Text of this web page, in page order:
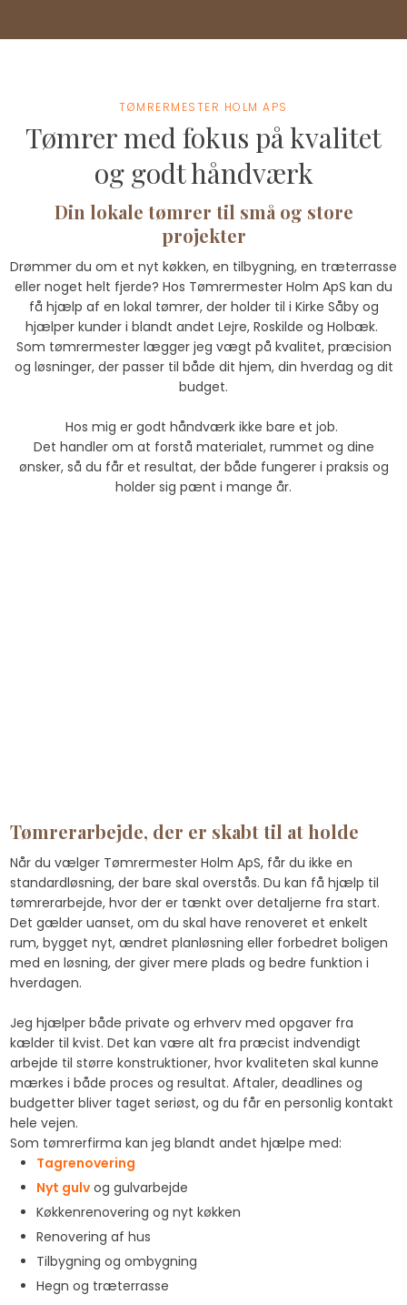
TØMRERMESTER HOLM APS
Tømrer med fokus på kvalitet
og godt håndværk
Din lokale tømrer til små og store
projekter
Drømmer du om et nyt køkken, en tilbygning, en træterrasse
eller noget helt fjerde? Hos Tømrermester Holm ApS kan du
få hjælp af en lokal tømrer, der holder til i Kirke Såby og
hjælper kunder i blandt andet Lejre, Roskilde og Holbæk.
Som tømrermester lægger jeg vægt på kvalitet, præcision
og løsninger, der passer til både dit hjem, din hverdag og dit
budget.
Hos mig er godt håndværk ikke bare et job.
Det handler om at forstå materialet, rummet og dine
ønsker, så du får et resultat, der både fungerer i praksis og
holder sig pænt i mange år.
Tømrerarbejde, der er skabt til at holde
Når du vælger Tømrermester Holm ApS, får du ikke en
standardløsning, der bare skal overstås. Du kan få hjælp til
tømrerarbejde, hvor der er tænkt over detaljerne fra start.
Det gælder uanset, om du skal have renoveret et enkelt
rum, bygget nyt, ændret planløsning eller forbedret boligen
med en løsning, der giver mere plads og bedre funktion i
hverdagen.
Jeg hjælper både private og erhverv med opgaver fra
kælder til kvist. Det kan være alt fra præcist indvendigt
arbejde til større konstruktioner, hvor kvaliteten skal kunne
mærkes i både proces og resultat. Aftaler, deadlines og
budgetter bliver taget seriøst, og du får en personlig kontakt
hele vejen.
Som tømrerfirma kan jeg blandt andet hjælpe med:
Tagrenovering
Nyt gulvog gulvarbejde
Køkkenrenovering og nyt køkken
Renovering af hus
Tilbygning og ombygning
Hegn og træterrasse